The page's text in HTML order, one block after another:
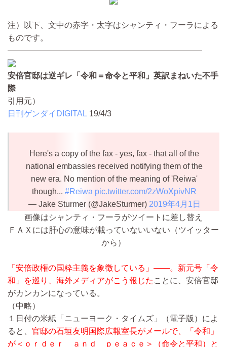
注）以下、文中の赤字・太字はシャンティ・フーラによる
ものです。
————————————————————————
安倍官邸は逆ギレ「令和＝命令と平和」英訳まねいた不手
際
引用元）
日刊ゲンダイDIGITAL 19/4/3
Here's a copy of the fax - yes, fax - that all of the
national embassies received notifying them of the
new era. No mention of the meaning of 'Reiwa'
though... #Reiwa pic.twitter.com/2zWoXpivNR
— Jake Sturmer (@JakeSturmer) 2019年4月1日
画像はシャンティ・フーラがツイートに差し替え
ＦＡＸには肝心の意味が載っていないいない（ツイッター
から）
「安倍政権の国粋主義を象徴している」――。新元号「令
和」を巡り、海外メディアがこう報じた ことに、安倍官邸
がカンカンになっている。
（中略）
１日付の米紙「ニューヨーク・タイムズ」（電子版）によ
ると、 官邸の石垣友明国際広報室長がメールで、「令和」
が＜ｏｒｄｅｒ ａｎｄ ｐｅａｃｅ＞（命令と平和）と